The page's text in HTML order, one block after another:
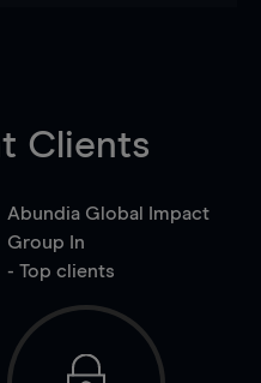
Clients
Abundia Global Impact
Group In
- Top clients